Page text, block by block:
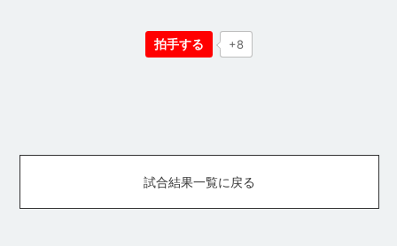
拍手する +8
試合結果一覧に戻る